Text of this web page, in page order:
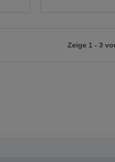
Zeige 1 - 3